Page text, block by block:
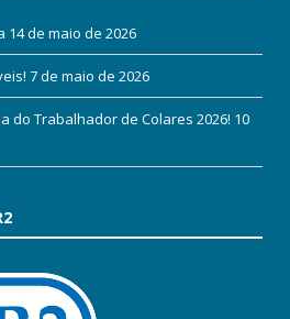
14 de maio de 2026
7 de maio de 2026
do Trabalhador de Colares 2026! 10